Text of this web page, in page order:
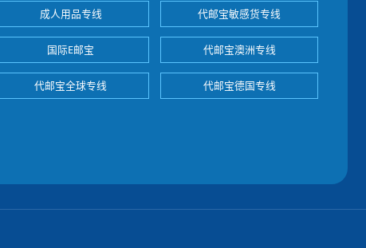
成人用品专线 代邮宝敏感货专线
国际E邮宝 代邮宝澳洲专线
代邮宝全球专线 代邮宝德国专线